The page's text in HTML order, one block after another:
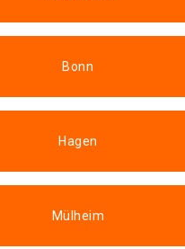
Bonn
Hagen
Mülheim